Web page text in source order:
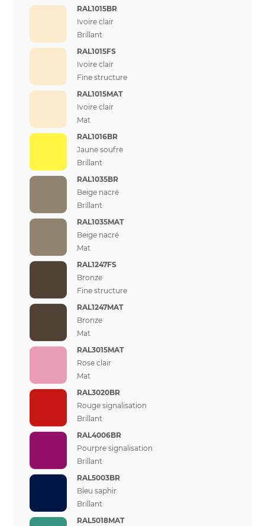
RAL1015BR
Ivoire clair
Brillant
RAL1015FS
Ivoire clair
Fine structure
RAL1015MAT
Ivoire clair
Mat
RAL1016BR
Jaune soufre
Brillant
RAL1035BR
Beige nacré
Brillant
RAL1035MAT
Beige nacré
Mat
RAL1247FS
Bronze
Fine structure
RAL1247MAT
Bronze
Mat
RAL3015MAT
Rose clair
Mat
RAL3020BR
Rouge signalisation
Brillant
RAL4006BR
Pourpre signalisation
Brillant
RAL5003BR
Bleu saphir
Brillant
RAL5018MAT